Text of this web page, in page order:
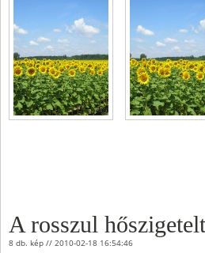
A rosszul
8 db. kép // 2010-02-18 16:54:46